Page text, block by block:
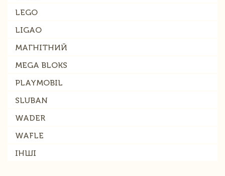
LEGO
LIGAO
МАГНІТНИЙ
MEGA BLOKS
PLAYMOBIL
SLUBAN
WADER
WAFLE
ІНШІ